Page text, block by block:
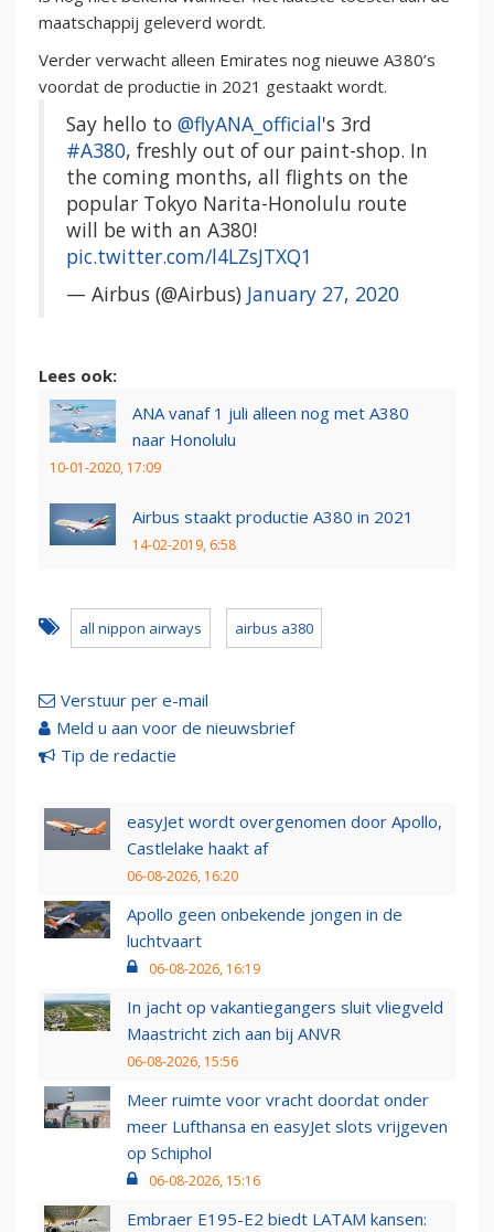
maatschappij geleverd wordt.
Verder verwacht alleen Emirates nog nieuwe A380’s
voordat de productie in 2021 gestaakt wordt.
Say hello to @flyANA_official's 3rd
#A380, freshly out of our paint-shop. In
the coming months, all flights on the
popular Tokyo Narita-Honolulu route
will be with an A380!
pic.twitter.com/l4LZsJTXQ1
— Airbus (@Airbus) January 27, 2020
Lees ook:
ANA vanaf 1 juli alleen nog met A380
naar Honolulu
10-01-2020, 17:09
Airbus staakt productie A380 in 2021
14-02-2019, 6:58
all nippon airways airbus a380
Verstuur per e-mail
Meld u aan voor de nieuwsbrief
Tip de redactie
easyJet wordt overgenomen door Apollo,
Castlelake haakt af
06-08-2026, 16:20
Apollo geen onbekende jongen in de
luchtvaart
06-08-2026, 16:19
In jacht op vakantiegangers sluit vliegveld
Maastricht zich aan bij ANVR
06-08-2026, 15:56
Meer ruimte voor vracht doordat onder
meer Lufthansa en easyJet slots vrijgeven
op Schiphol
06-08-2026, 15:16
Embraer E195-E2 biedt LATAM kansen: